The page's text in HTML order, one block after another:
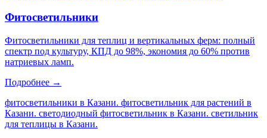
Фитосветильники
Фитосветильники для теплиц и вертикальных ферм: полный
спектр под культуру, КПД до 98%, экономия до 60% против
натриевых ламп.
Подробнее →
фитосветильники в Казани. фитосветильник для растений в
Казани. светодиодный фитосветильник в Казани. светильник
для теплицы в Казани.